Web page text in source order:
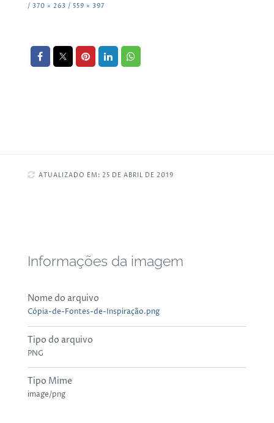
/ 370 × 263 / 559 × 397
ATUALIZADO EM: 25 DE ABRIL DE 2019
Informações da imagem
Nome do arquivo
Cópia-de-Fontes-de-Inspiração.png
Tipo do arquivo
PNG
Tipo Mime
image/png